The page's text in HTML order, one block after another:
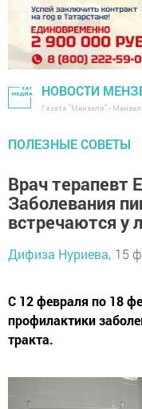
НОВОСТИ
Газета "Мензеля" -
ПОЛЕЗНЫЕ СОВЕТЫ
Врач терапевт
Заболевания
встречаются у
Дифиза Нуриева, 15
С 12 февраля по 18
профилактики
тракта.